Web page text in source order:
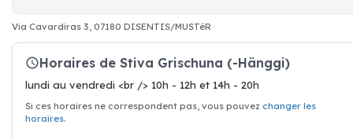
Via Cavardiras 3, 07180 DISENTIS/MUSTéR
Horaires de Stiva Grischuna (-Hänggi)
lundi au vendredi <br /> 10h - 12h et 14h - 20h
Si ces horaires ne correspondent pas, vous pouvez changer les
horaires.